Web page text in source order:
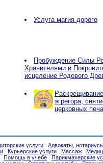
Услуга магия дорого
Пробуждение Силы
Хранителями и
исцеление Родового
эгрегора,
церковных
услуги
Адвокаты,
Курьерские услуги Массаж
Помощь в учебе
Парикмахерские